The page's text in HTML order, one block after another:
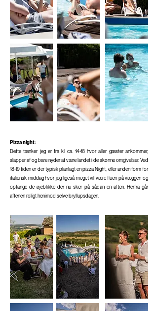
Pizza night:
Dette tænker jeg er fra kl ca. 14-18 hvor aller gæster ankommer,
slapper af og bare nyder at være landet i de skønne omgivelser. Ved
18-19 tiden er der typisk planlagt en pizza Night, eller anden form for
italiensk middag hvor jeg ligeså meget vil være fluen på væggen og
opfange de øjeblikke der nu sker på sådan en aften. Herfra går
aftenen roligt henimod selve bryllupsdagen.